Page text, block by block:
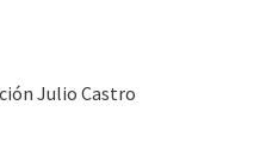
Julio Castro